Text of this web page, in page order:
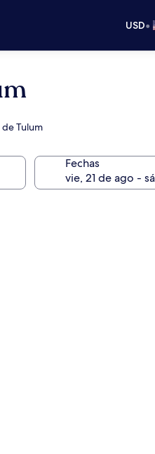
USD•
de Tulum
Fechas